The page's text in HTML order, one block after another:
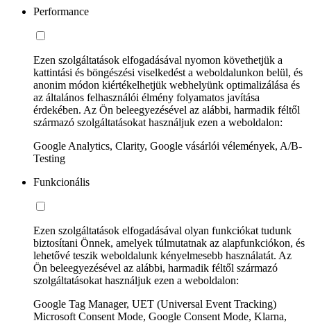
Performance
Ezen szolgáltatások elfogadásával nyomon követhetjük a
kattintási és böngészési viselkedést a weboldalunkon belül, és
anonim módon kiértékelhetjük webhelyünk optimalizálása és
az általános felhasználói élmény folyamatos javítása
érdekében. Az Ön beleegyezésével az alábbi, harmadik féltől
származó szolgáltatásokat használjuk ezen a weboldalon:
Google Analytics, Clarity, Google vásárlói vélemények, A/B-
Testing
Funkcionális
Ezen szolgáltatások elfogadásával olyan funkciókat tudunk
biztosítani Önnek, amelyek túlmutatnak az alapfunkciókon, és
lehetővé teszik weboldalunk kényelmesebb használatát. Az
Ön beleegyezésével az alábbi, harmadik féltől származó
szolgáltatásokat használjuk ezen a weboldalon:
Google Tag Manager, UET (Universal Event Tracking)
Microsoft Consent Mode, Google Consent Mode, Klarna,